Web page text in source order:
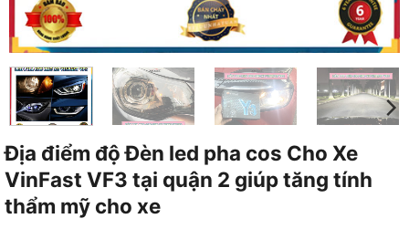
Địa điểm độ Đèn led pha cos Cho Xe
VinFast VF3 tại quận 2 giúp tăng tính
thẩm mỹ cho xe